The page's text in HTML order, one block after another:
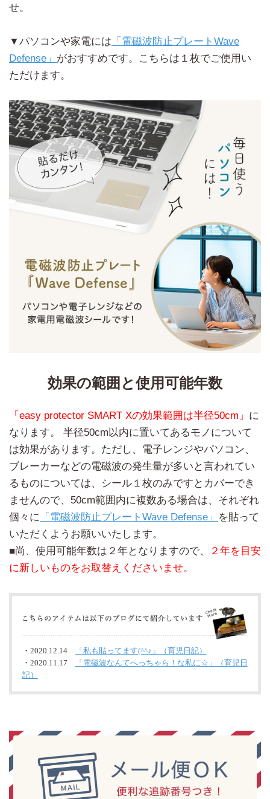
せ。
▼パソコンや家電には 「電磁波防止プレートWave
Defense」 がおすすめです。こちらは１枚でご使用い
ただけます。
効果の範囲と使用可能年数
「easy protector SMART Xの効果範囲は半径50cm」 に
なります。 半径50cm以内に置いてあるモノについて
は効果があります。ただし、電子レンジやパソコン、
ブレーカーなどの電磁波の発生量が多いと言われてい
るものについては、シール１枚のみですとカバーでき
ませんので、50cm範囲内に複数ある場合は、それぞれ
個々に 「電磁波防止プレートWave Defense」
を貼って
いただくようお願いいたします。
■尚、使用可能年数は２年となりますので、
２年を目安
に新しいものをお取替えくださいませ。
・2020.12.14
「私も貼ってます(^^♪」（育児日記）
・2020.11.17
「電磁波なんてへっちゃら！な私に☆」（育児日
記）